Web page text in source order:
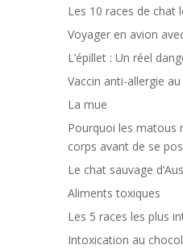
Les 10 races de chat
Voyager en avion
L’épillet : Un réel
Vaccin anti-allergie
La mue
Pourquoi les matous
corps avant de se
Le chat sauvage
Aliments toxiques
Les 5 races les plus
Intoxication au